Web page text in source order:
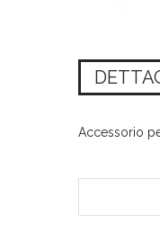
Accessorio